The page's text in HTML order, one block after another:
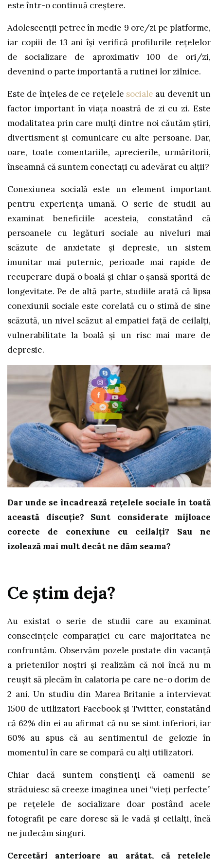
este într-o continuă creștere.
Adolescenții petrec în medie 9 ore/zi pe platforme,
iar copiii de 13 ani își verifică profilurile rețelelor
de socializare de aproximativ 100 de ori/zi,
devenind o parte importantă a rutinei lor zilnice.
Este de înțeles de ce rețelele sociale au devenit un
factor important în viața noastră de zi cu zi. Este
modalitatea prin care mulți dintre noi căutăm știri,
divertisment și comunicare cu alte persoane. Dar,
oare, toate comentariile, aprecierile, urmăritorii,
înseamnă că suntem conectați cu adevărat cu alții?
Conexiunea socială este un element important
pentru experiența umană. O serie de studii au
examinat beneficiile acesteia, constatând că
persoanele cu legături sociale au niveluri mai
scăzute de anxietate și depresie, un sistem
imunitar mai puternic, perioade mai rapide de
recuperare după o boală și chiar o șansă sporită de
longevitate. Pe de altă parte, studiile arată că lipsa
conexiunii sociale este corelată cu o stimă de sine
scăzută, un nivel scăzut al empatiei față de ceilalți,
vulnerabilitate la boală și un risc mai mare de
depresie.
Dar unde se încadrează rețelele sociale în toată
această discuție? Sunt considerate mijloace
corecte de conexiune cu ceilalți? Sau ne
izolează mai mult decât ne dăm seama?
Ce știm deja?
Au existat o serie de studii care au examinat
consecințele comparației cu care majoritatea ne
confruntăm. Observăm pozele postate din vacanță
a prietenilor noștri și realizăm că noi încă nu m
reușit să plecăm în calatoria pe care ne-o dorim de
2 ani. Un studiu din Marea Britanie a intervievat
1500 de utilizatori Facebook și Twitter, constatând
că 62% din ei au afirmat că nu se simt inferiori, iar
60% au spus că au sentimentul de gelozie în
momentul în care se compară cu alți utilizatori.
Chiar dacă suntem conștienți că oamenii se
străduiesc să creeze imaginea unei “vieți perfecte”
pe rețelele de socializare doar postând acele
fotografii pe care doresc să le vadă și ceilalți, încă
ne judecăm singuri.
Cercetări anterioare au arătat, că rețelele